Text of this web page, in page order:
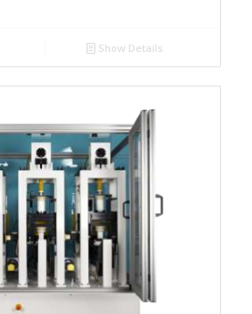
Show Details